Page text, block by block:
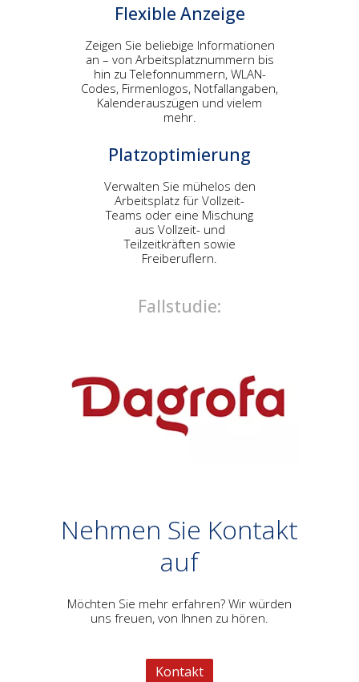
Flexible Anzeige
Zeigen Sie beliebige Informationen
an – von Arbeitsplatznummern bis
hin zu Telefonnummern, WLAN-
Codes, Firmenlogos, Notfallangaben,
Kalenderauszügen und vielem
mehr.
Platzoptimierung
Verwalten Sie mühelos den
Arbeitsplatz für Vollzeit-
Teams oder eine Mischung
aus Vollzeit- und
Teilzeitkräften sowie
Freiberuflern.
Fallstudie:
Nehmen Sie Kontakt
auf
Möchten Sie mehr erfahren? Wir würden
uns freuen, von Ihnen zu hören.
Kontakt